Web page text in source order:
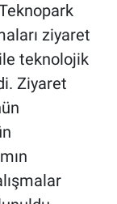
ziyaret
teknolojik
Ziyaret